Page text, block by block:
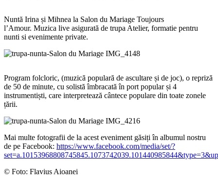
Nuntă Irina și Mihnea la Salon du Mariage Toujours
l’Amour. Muzica live asigurată de trupa Atelier, formatie pentru
nunti si evenimente private.
Program folcloric, (muzică populară de ascultare și de joc), o repriză
de 50 de minute, cu solistă îmbracată în port popular și 4
instrumentiști, care interpretează cântece populare din toate zonele
țării.
Mai multe fotografii de la acest eveniment găsiți în albumul nostru
de pe Facebook: https://www.facebook.com/media/set/?
© Foto: Flavius Aioanei